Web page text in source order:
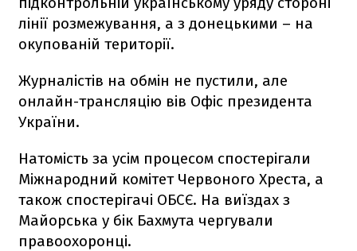
лінії розмежування, а з донецькими – на
окупованій території.
Журналістів на обмін не пустили, але
онлайн-трансляцію вів Офіс президента
України.
Натомість за усім процесом спостерігали
Міжнародний комітет Червоного Хреста, а
також спостерігачі ОБСЄ. На виїздах з
Майорська у бік Бахмута чергували
правоохоронці.